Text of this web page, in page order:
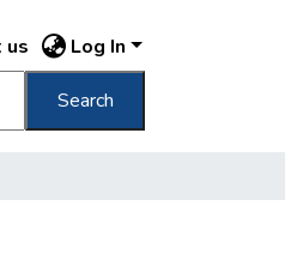
us Log In
Search